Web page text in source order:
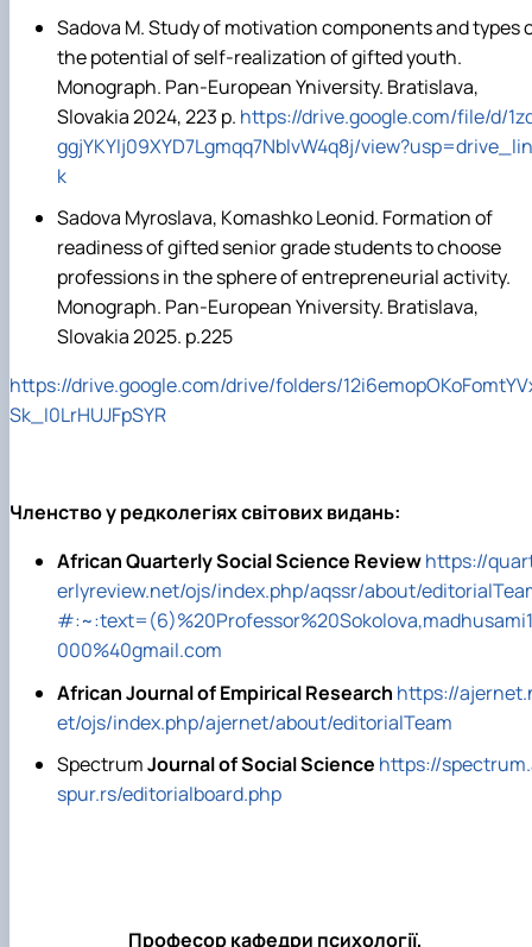
Sadova M. Study of motivation components and types
the potential of self-realization of gifted youth.
Monograph. Pan-European Yniversity. Bratislava,
Slovakia 2024, 223 p. https://drive.google.com/file/d/
ggjYKYlj09XYD7Lgmqq7NblvW4q8j/view?usp=drive_lin
k
Sadova Myroslava, Кomashko Leonid. Formation of
readiness of gifted senior grade students to choose
professions in the sphere of entrepreneurial activity.
Monograph. Pan-European Yniversity. Bratislava,
Slovakia 2025. р.225
https://drive.google.com/drive/folders/
Sk_I0LrHUJFpSYR
Членство у редколегіях світових видань:
African Quarterly Social Science Reviewhttps://
erlyreview.net/ojs/index.php/aqssr/about/
#:~:text=(6)%20Professor%20Sokolova,madhusami1
000%40gmail.com
African Journal of Empirical Research https://
et/ojs/index.php/ajernet/about/editorialTeam
SpectrumJournal of Social Science https://
spur.rs/editorialboard.php
Професор кафедри психології,